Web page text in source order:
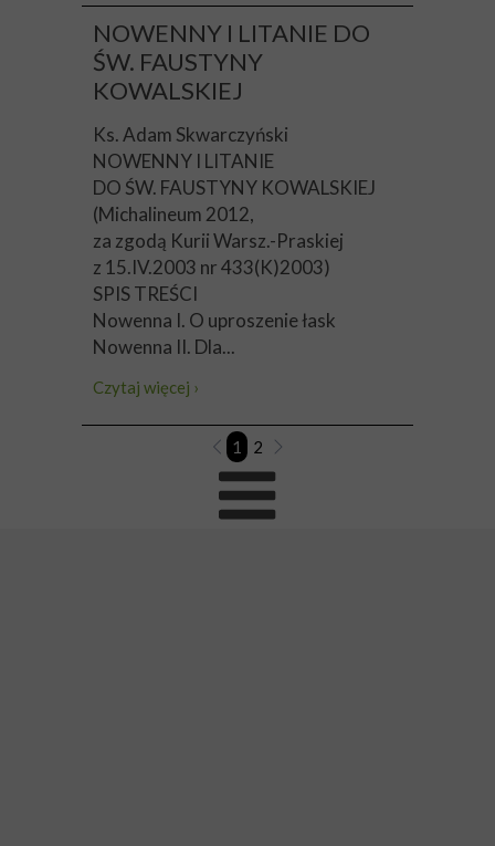
NOWENNY I LITANIE DO
ŚW. FAUSTYNY
KOWALSKIEJ
Ks. Adam Skwarczyński
NOWENNY I LITANIE
DO ŚW. FAUSTYNY KOWALSKIEJ
(Michalineum 2012,
za zgodą Kurii Warsz.-Praskiej
z 15.IV.2003 nr 433(K)2003)
SPIS TREŚCI
Nowenna I. O uproszenie łask
Nowenna II. Dla...
Czytaj więcej ›
1 2